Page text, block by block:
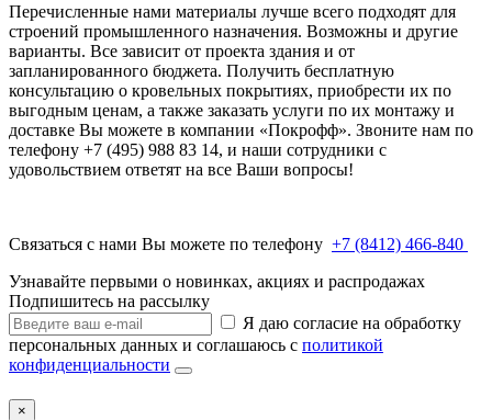
Перечисленные нами материалы лучше всего подходят для
строений промышленного назначения. Возможны и другие
варианты. Все зависит от проекта здания и от
запланированного бюджета. Получить бесплатную
консультацию о кровельных покрытиях, приобрести их по
выгодным ценам, а также заказать услуги по их монтажу и
доставке Вы можете в компании «Покрофф». Звоните нам по
телефону +7 (495) 988 83 14, и наши сотрудники с
удовольствием ответят на все Ваши вопросы!
Связаться с нами Вы можете по телефону +7 (8412) 466-840
Узнавайте первыми о новинках, акциях и распродажах
Подпишитесь на рассылку
Я даю согласие на обработку
персональных данных и соглашаюсь с политикой
конфиденциальности
×